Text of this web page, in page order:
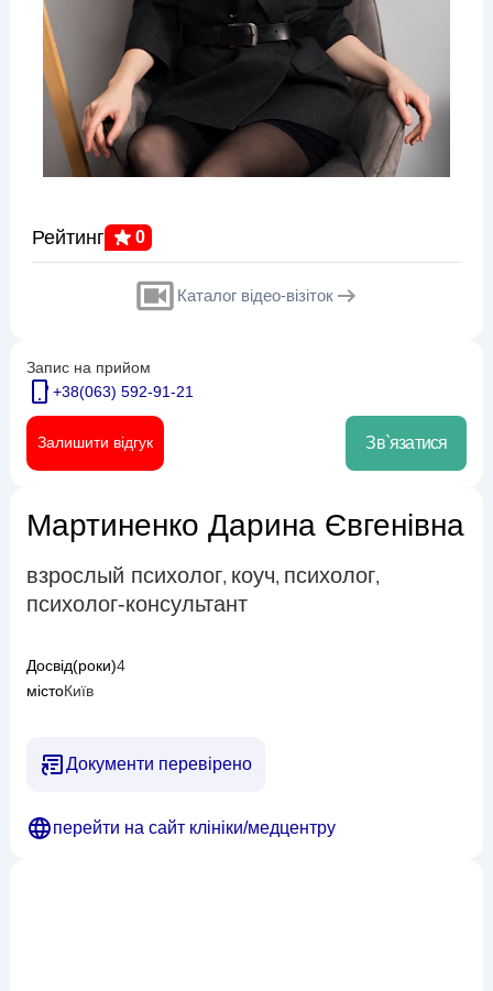
Рейтинг 0
Каталог відео-візіток
Запис на прийом
+38(063) 592-91-21
Залишити відгук Зв`язатися
Мартиненко Дарина Євгенівна
взрослый психолог, коуч, психолог,
психолог-консультант
Досвід(роки)4
містоКиїв
Документи перевірено
перейти на сайт клініки/медцентру